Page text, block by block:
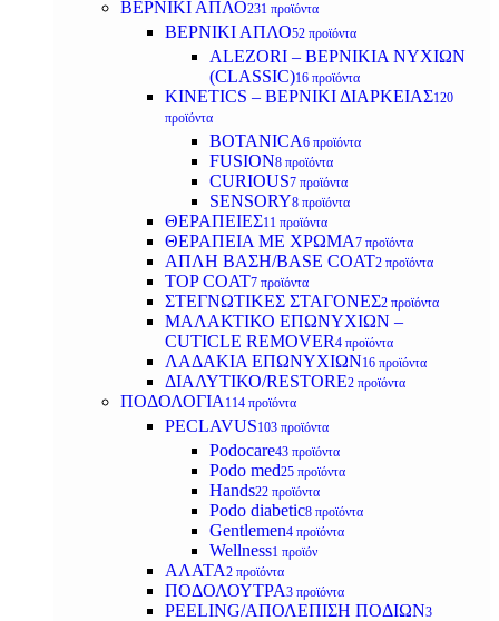
ΒΕΡΝΙΚΙ ΑΠΛΟ231 προϊόντα
ΒΕΡΝΙΚΙ ΑΠΛΟ52 προϊόντα
ALEZORI – ΒΕΡΝΙΚΙΑ ΝΥΧΙΩΝ
(CLASSIC)16 προϊόντα
KINETICS – ΒΕΡΝΙΚΙ ΔΙΑΡΚΕΙΑΣ120
προϊόντα
BOTANICA6 προϊόντα
FUSION8 προϊόντα
CURIOUS7 προϊόντα
SENSORY8 προϊόντα
ΘΕΡΑΠΕΙΕΣ11 προϊόντα
ΘΕΡΑΠΕΙΑ ΜΕ ΧΡΩΜΑ7 προϊόντα
ΑΠΛΗ ΒΑΣΗ/BASE COAT2 προϊόντα
TOP COAT7 προϊόντα
ΣΤΕΓΝΩΤΙΚΕΣ ΣΤΑΓΟΝΕΣ2 προϊόντα
ΜΑΛΑΚΤΙΚΟ ΕΠΩΝΥΧΙΩΝ –
CUTICLE REMOVER4 προϊόντα
ΛΑΔΑΚΙΑ ΕΠΩΝΥΧΙΩΝ16 προϊόντα
ΔΙΑΛΥΤΙΚΟ/RESTORE2 προϊόντα
ΠΟΔΟΛΟΓΙΑ 114 προϊόντα
PECLAVUS103 προϊόντα
Podocare43 προϊόντα
Podo med25 προϊόντα
Hands22 προϊόντα
Podo diabetic8 προϊόντα
Gentlemen4 προϊόντα
Wellness1 προϊόν
ΑΛΑΤΑ2 προϊόντα
ΠΟΔΟΛΟΥΤΡΑ3 προϊόντα
PEELING/ΑΠΟΛΕΠΙΣΗ ΠΟΔΙΩΝ3